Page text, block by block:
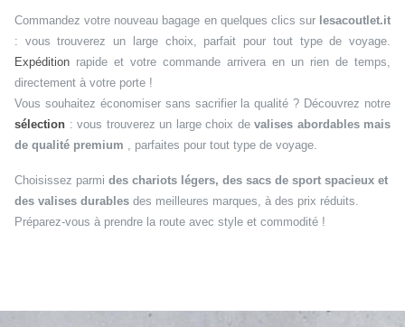
Commandez votre nouveau bagage en quelques clics sur lesacoutlet.it
: vous trouverez un large choix, parfait pour tout type de voyage.
Expédition rapide et votre commande arrivera en un rien de temps,
directement à votre porte !
Vous souhaitez économiser sans sacrifier la qualité ? Découvrez notre
sélection : vous trouverez un large choix de valises abordables mais
de qualité premium , parfaites pour tout type de voyage.
Choisissez parmi des chariots légers, des sacs de sport spacieux et
des valises durables des meilleures marques, à des prix réduits.
Préparez-vous à prendre la route avec style et commodité !